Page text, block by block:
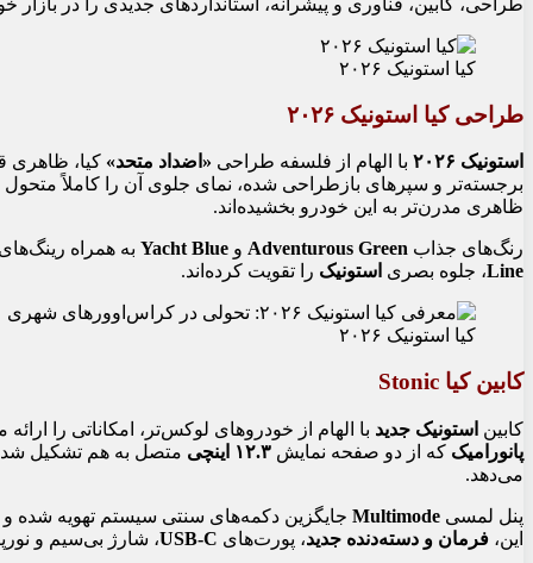
کیا استونیک ۲۰۲۶
طراحی کیا استونیک ۲۰۲۶
استونیک ۲۰۲۶ با الهام از فلسفه طراحی «اضداد متحد» کیا، ظاهری
برجسته‌تر و سپرهای بازطراحی شده، نمای جلوی آن را کاملاً
ظاهری مدرن‌تر به این خودرو بخشیده‌اند.
رنگ‌های جذاب Adventurous Green و Yacht Blue به همراه رینگ‌های ۱۶ و ۱۷ اینچی، به‌خصوص رینگ‌های ۱۷ اینچی
Line، جلوه بصری استونیک را تقویت کرده‌اند.
کیا استونیک ۲۰۲۶
کابین کیا Stonic
کابین استونیک جدید با الهام از خودروهای لوکس‌تر، امکاناتی را
پانورامیک که از دو صفحه نمایش ۱۲.۳ اینچی
متصل به هم تشکیل
می‌دهد.
پنل لمسی Multimode جایگزین دکمه‌های سنتی سیستم تهویه شده و
این، فرمان و دسته‌دنده جدید، پورت‌های USB-C، شارژ بی‌سیم و